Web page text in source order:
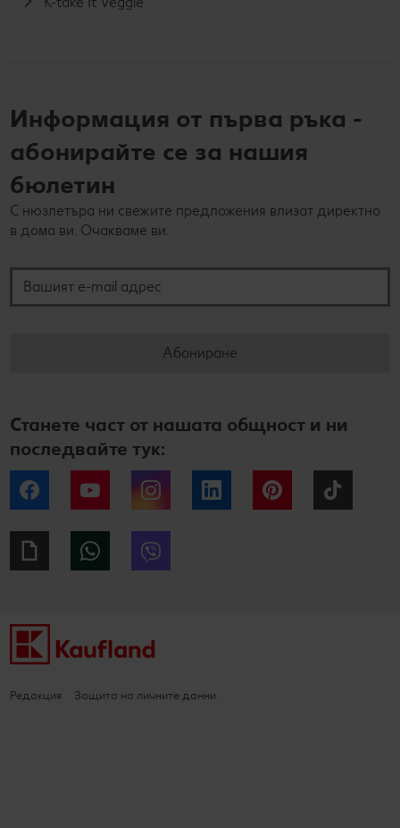
Информация от първа ръка -
абонирайте се за нашия
бюлетин
С нюзлетъра ни свежите предложения влизат директно
в дома ви. Очакваме ви.
Абониране
Станете част от нашата общност и ни
последвайте тук:
Facebook YouTube Instagram LinkedIn Pinterest
Giphy WhatsApp
Редакция Защита на личните данни